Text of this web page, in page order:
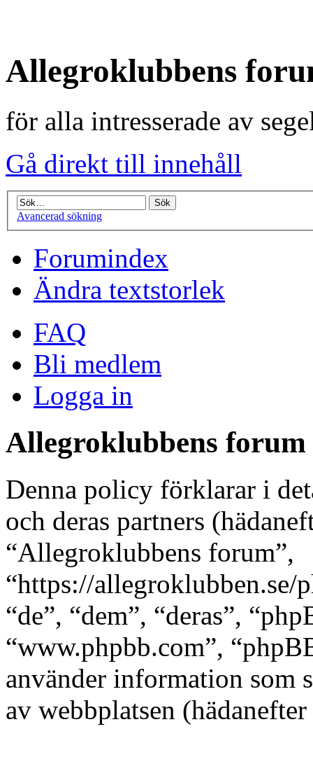
Allegroklubbens
för alla intresserade av
Gå direkt till innehåll
Avancerad sökning
Forumindex
Ändra textstorlek
FAQ
Bli medlem
Logga in
Allegroklubbens
Denna policy förklarar i
och deras partners
“Allegroklubbens forum”,
“https://allegroklubben.se/
“de”, “dem”, “deras”,
“www.phpbb.com”,
använder information som
av webbplatsen